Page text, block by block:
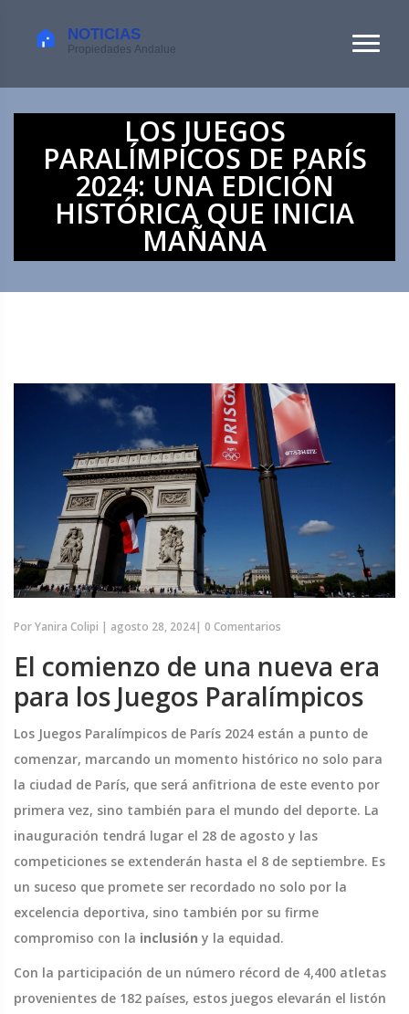
LOS JUEGOS
PARALÍMPICOS DE PARÍS
2024: UNA EDICIÓN
HISTÓRICA QUE INICIA
MAÑANA
PorYanira Colipi | agosto 28, 2024| 0 Comentarios
El comienzo de una nueva era
para los Juegos Paralímpicos
Los Juegos Paralímpicos de París 2024 están a punto de
comenzar, marcando un momento histórico no solo para
la ciudad de París, que será anfitriona de este evento por
primera vez, sino también para el mundo del deporte. La
inauguración tendrá lugar el 28 de agosto y las
competiciones se extenderán hasta el 8 de septiembre. Es
un suceso que promete ser recordado no solo por la
excelencia deportiva, sino también por su firme
compromiso con la inclusión y la equidad.
Con la participación de un número récord de 4,400 atletas
provenientes de 182 países, estos juegos elevarán el listón